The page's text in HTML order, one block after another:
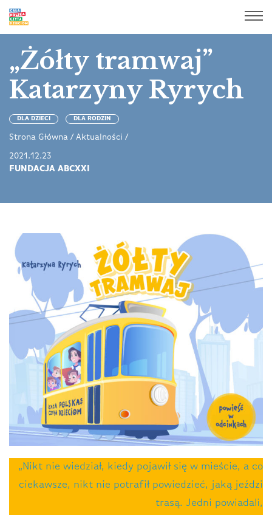
„Żółty tramwaj”
Katarzyny Ryrych
DLA DZIECI DLA RODZIN
Strona Główna / Aktualności /
2021.12.23
FUNDACJA ABCXXI
„Nikt nie wiedział, kiedy pojawił się w mieście, a co
ciekawsze, nikt nie potrafił powiedzieć, jaką jeździ
trasą. Jedni powiadali,